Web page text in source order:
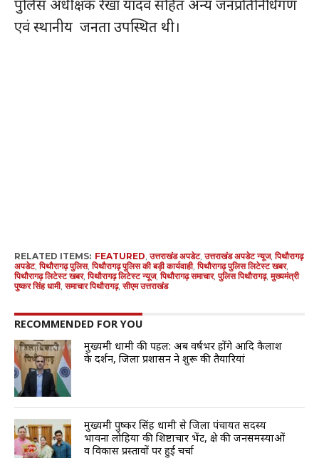
पुलिस अधीक्षक रेखा यादव सहित अन्य जनप्रतिनिधिगण
एवं स्थानीय जनता उपस्थित थी।
RELATED ITEMS: FEATURED ,उत्तराखंड अपडेट,उत्तराखंड अपडेट न्यूज,पिथौरागढ़
अपडेट,पिथौरागढ़ पुलिस,पिथौरागढ़ पुलिस की बड़ी कार्यवाही,पिथौरागढ़ पुलिस लिटेस्ट खबर,
पिथौरागढ़ लिटेस्ट खबर,पिथौरागढ़ लिटेस्ट न्यूज,पिथौरागढ़ समाचार,पुलिस पिथौरागढ़,मुख्यमंत्री
पुष्कर सिंह धामी,समाचार पिथौरागढ़,सीएम उत्तराखंड
RECOMMENDED FOR YOU
मुख्यमंत्री धामी की पहल: अब वर्षभर होंगे आदि कैलाश
के दर्शन, जिला प्रशासन ने शुरू की तैयारियां
मुख्यमंत्री पुष्कर सिंह धामी से जिला पंचायत सदस्य
भावना लोहिया की शिष्टाचार भेंट, क्षेत्र की जनसमस्याओं
व विकास प्रस्तावों पर हुई चर्चा